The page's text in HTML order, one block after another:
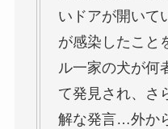
いドアが開いて
が感染したこと
ル一家の犬が何
て発見され、さ
解な発言…外か